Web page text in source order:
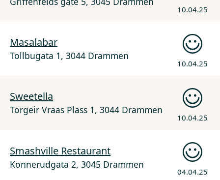
10.04.25
Masalabar
Tollbugata 1, 3044 Drammen
10.04.25
Sweetella
Torgeir Vraas Plass 1, 3044 Drammen
10.04.25
Smashville Restaurant
Konnerudgata 2, 3045 Drammen
04.04.25